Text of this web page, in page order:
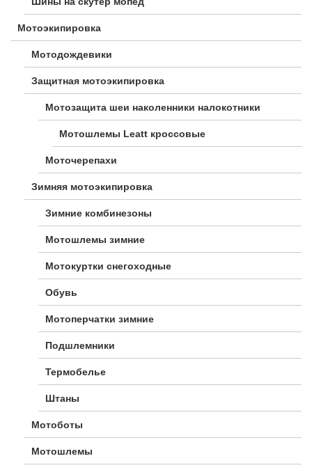
Мотоэкипировка
Мотодождевики
Защитная мотоэкипировка
Мотозащита шеи наколенники налокотники
Мотошлемы Leatt кроссовые
Моточерепахи
Зимняя мотоэкипировка
Зимние комбинезоны
Мотошлемы зимние
Мотокуртки снегоходные
Обувь
Мотоперчатки зимние
Подшлемники
Термобелье
Штаны
Мотоботы
Мотошлемы